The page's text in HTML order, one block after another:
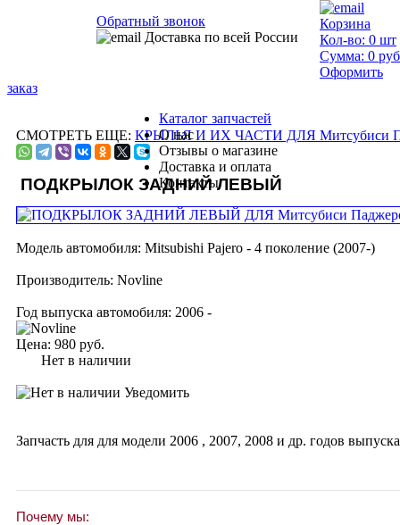
СМОТРЕТЬ ЕЩЕ: КРЫЛЬЯ И ИХ ЧАСТИ ДЛЯ Митсубиси
ПОДКРЫЛОК ЗАДНИЙ ЛЕВЫЙ
Модель автомобиля: Mitsubishi Pajero - 4 поколение (2007-)
Производитель: Novline
Год выпуска автомобиля: 2006 -
Цена: 980 руб.
Нет в наличии
Уведомить
Запчасть для для модели 2006 , 2007, 2008 и др. годов
Почему мы:
Обратный звонок
Доставка по всей России
Корзина
Кол-во: 0 шт
Сумма: 0
Оформить
заказ
Каталог запчастей
О нас
Отзывы о магазине
Доставка и оплата
Контакты